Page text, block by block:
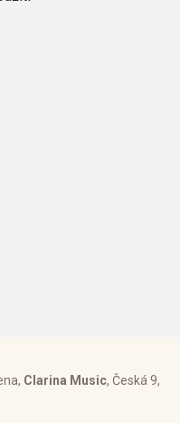
Clarina Music, Česká 9,